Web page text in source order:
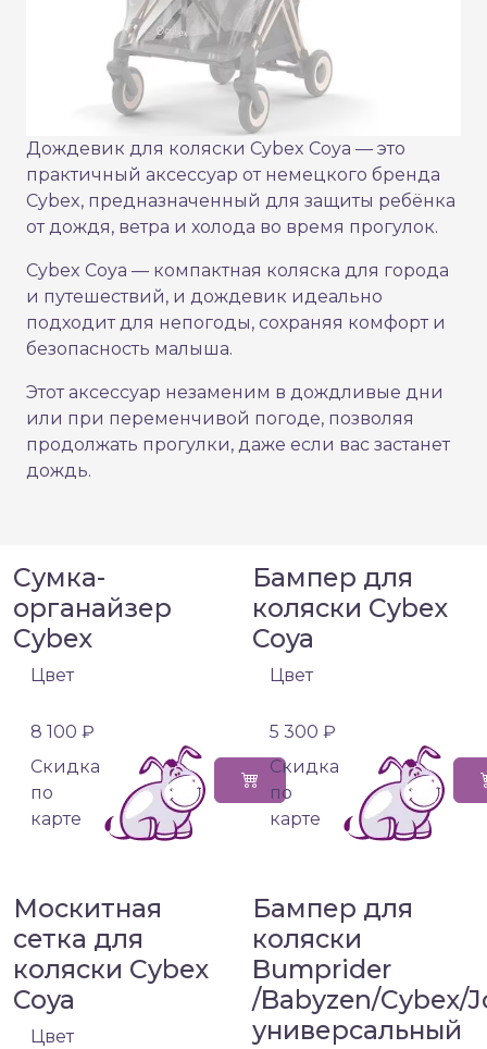
Дождевик для коляски Cybex Coya — это
практичный аксессуар от немецкого бренда
Cybex, предназначенный для защиты ребёнка
от дождя, ветра и холода во время прогулок.
Cybex Coya — компактная коляска для города
и путешествий, и дождевик идеально
подходит для непогоды, сохраняя комфорт и
безопасность малыша.
Этот аксессуар незаменим в дождливые дни
или при переменчивой погоде, позволяя
продолжать прогулки, даже если вас застанет
дождь.
Сумка-
органайзер
Cybex
Цвет
8 100 ₽
Cкидка
по
карте
Бампер для
коляски Cybex
Coya
Цвет
5 300 ₽
Cкидка
по
карте
Москитная
сетка для
коляски Cybex
Coya
Цвет
Бампер для
коляски
Bumprider
/Babyzen/Cybex/
универсальный